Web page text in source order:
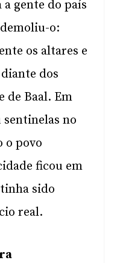
gente do país
o:
os altares e
dos
de Baal. Em
sentinelas no
o povo
ficou em
sido
real.